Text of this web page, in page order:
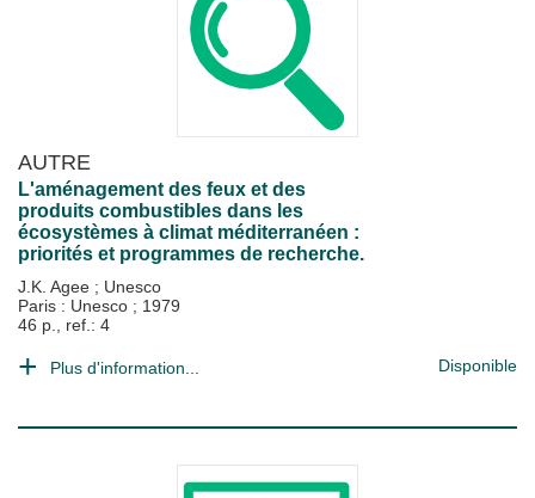
AUTRE
L'aménagement des feux et des
produits combustibles dans les
écosystèmes à climat méditerranéen :
priorités et programmes de recherche.
J.K. Agee ; Unesco
Paris : Unesco ; 1979
46 p., ref.: 4
Plus d'information... Disponible